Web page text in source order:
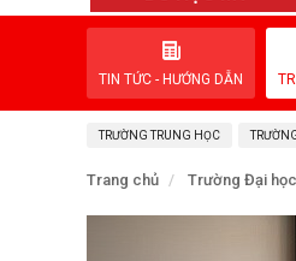
TIN TỨC - HƯỚNG DẪN
TRƯỜNG TRUNG HỌC
Trang chủ Trường Đại học